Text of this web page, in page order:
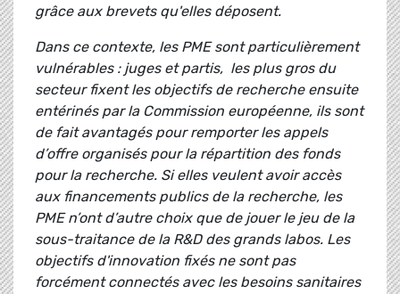
grâce aux brevets qu'elles déposent.
Dans ce contexte, les PME sont particulièrement
vulnérables : juges et partis, les plus gros du
secteur fixent les objectifs de recherche ensuite
entérinés par la Commission européenne, ils sont
de fait avantagés pour remporter les appels
d’offre organisés pour la répartition des fonds
pour la recherche. Si elles veulent avoir accès
aux financements publics de la recherche, les
PME n’ont d’autre choix que de jouer le jeu de la
sous-traitance de la R&D des grands labos. Les
objectifs d'innovation fixés ne sont pas
forcément connectés avec les besoins sanitaires